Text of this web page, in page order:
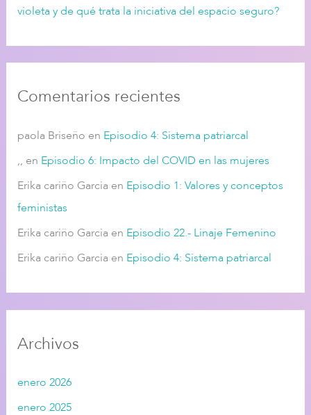
violeta y de qué trata la iniciativa del espacio seguro?
Comentarios recientes
paola Briseño en Episodio 4: Sistema patriarcal
,, en Episodio 6: Impacto del COVID en las mujeres
Erika cariño Garcia en Episodio 1: Valores y conceptos
feministas
Erika cariño Garcia en Episodio 22.- Linaje Femenino
Erika cariño Garcia en Episodio 4: Sistema patriarcal
Archivos
enero 2026
enero 2025